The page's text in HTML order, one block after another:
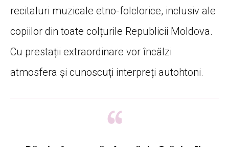
recitaluri muzicale etno-folclorice, inclusiv ale
copiilor din toate colțurile Republicii Moldova.
Cu prestații extraordinare vor încălzi
atmosfera și cunoscuți interpreți autohtoni.